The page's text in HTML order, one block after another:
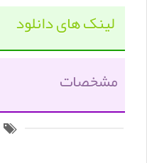
لینک های دانلود
مشخصات